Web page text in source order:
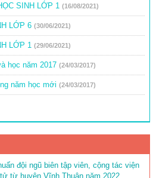
SINH LỚP 1 (16/08/2021)
LỚP 6 (30/06/2021)
LỚP 1 (29/06/2021)
học năm 2017 (24/03/2017)
năm học mới (24/03/2017)
đội ngũ biên tập viên, cộng tác viện
từ huyện Vĩnh Thuận năm 2022